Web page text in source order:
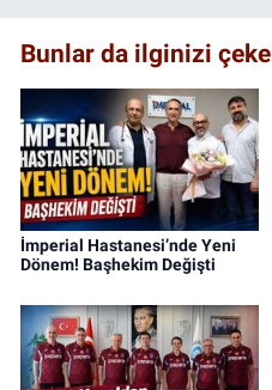
Bunlar da ilginizi
İmperial Hastanesi’nde Yeni
Dönem! Başhekim Değişti